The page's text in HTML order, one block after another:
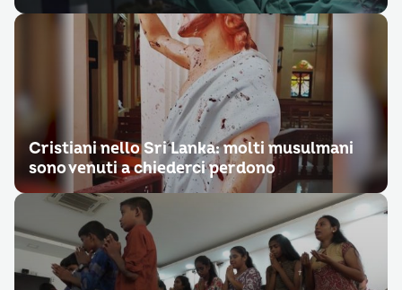
Cristiani nello Sri Lanka: molti musulmani
sono venuti a chiederci perdono